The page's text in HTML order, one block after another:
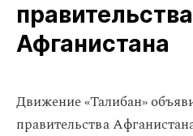
правительства
Афганистана
Движение «Талибан»
правительства